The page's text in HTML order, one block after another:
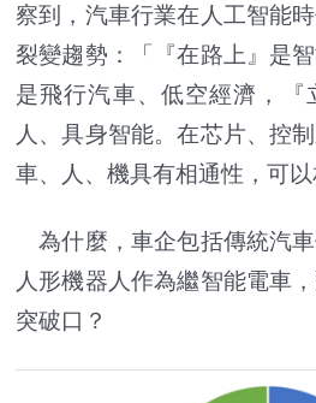
察到，汽車行業在人工智能
裂變趨勢：「『在路上』是
是飛行汽車、低空經濟，『
人、具身智能。在芯片、控
車、人、機具有相通性，可以
為什麼，車企包括傳統汽
人形機器人作為繼智能電車
突破口？